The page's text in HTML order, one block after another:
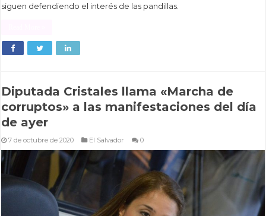
siguen defendiendo el interés de las pandillas.
Diputada Cristales llama «Marcha de
corruptos» a las manifestaciones del día
de ayer
7 de octubre de 2020 El Salvador 0